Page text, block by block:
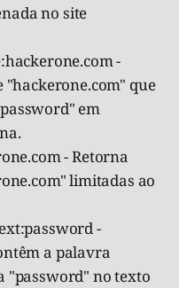
no site
-
"hackerone.com" que
em
- Retorna
limitadas ao
-
a palavra
"password" no texto